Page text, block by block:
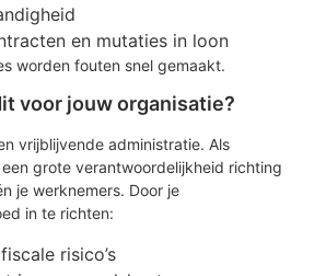
en mutaties in loon
worden fouten snel gemaakt.
voor jouw organisatie?
vrijblijvende administratie. Als
grote verantwoordelijkheid richting
je werknemers. Door je
in te richten:
risico’s